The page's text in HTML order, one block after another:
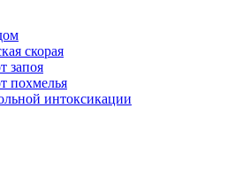
скорая
запоя
похмелья
интоксикации